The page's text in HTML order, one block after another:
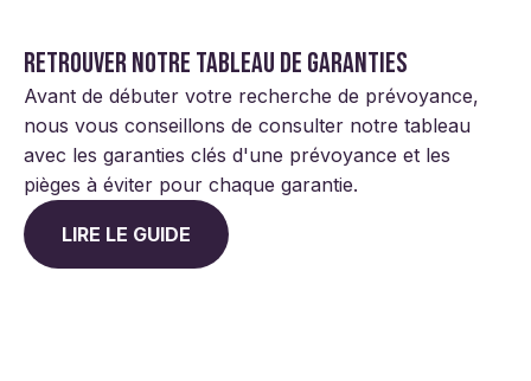
Retrouver notre tableau de garanties
Avant de débuter votre recherche de prévoyance,
nous vous conseillons de consulter notre tableau
avec les garanties clés d'une prévoyance et les
pièges à éviter pour chaque garantie.
LIRE LE GUIDE